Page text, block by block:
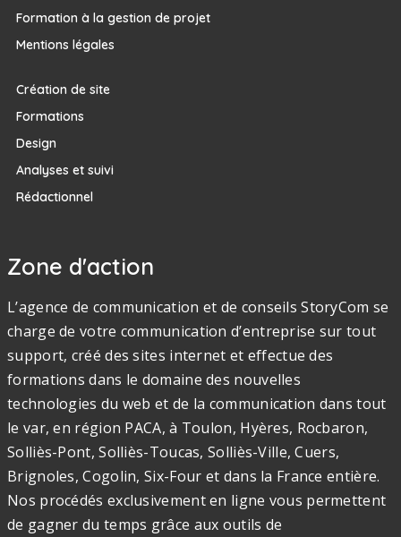
Formation à la gestion de projet
Mentions légales
Création de site
Formations
Design
Analyses et suivi
Rédactionnel
Zone d'action
L’agence de communication et de conseils StoryCom se
charge de votre communication d’entreprise sur tout
support, créé des sites internet et effectue des
formations dans le domaine des nouvelles
technologies du web et de la communication dans tout
le var, en région PACA, à Toulon, Hyères, Rocbaron,
Solliès-Pont, Solliès-Toucas, Solliès-Ville, Cuers,
Brignoles, Cogolin, Six-Four et dans la France entière.
Nos procédés exclusivement en ligne vous permettent
de gagner du temps grâce aux outils de